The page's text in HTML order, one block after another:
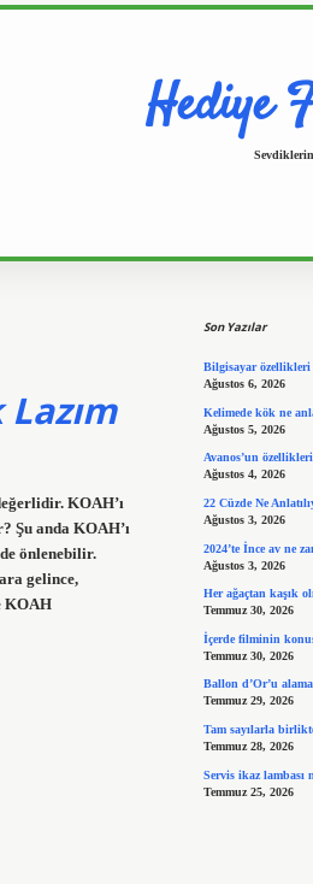
Hediye
KOAH’ı
Şu anda KOAH’ı
önlenebilir.
gelince,
KOAH
Son Yazılar
Bilgisayar özellikleri
Ağustos 6, 2026
Kelimede kök ne
Ağustos 5, 2026
Avanos’un
Ağustos 4, 2026
22 Cüzde Ne
Ağustos 3, 2026
2024’te İnce av ne
Ağustos 3, 2026
Her ağaçtan kaşık
Temmuz 30, 2026
İçerde filminin
Temmuz 30, 2026
Ballon d’Or’u
Temmuz 29, 2026
Tam sayılarla
Temmuz 28, 2026
Servis ikaz lambası
Temmuz 25, 2026